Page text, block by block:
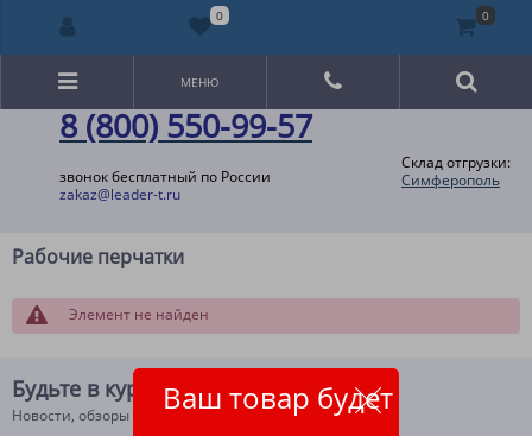
8 (800) 550-99-57
звонок бесплатный по России
zakaz@leader-t.ru
Склад отгрузки:
Симферополь
Ваш товар будет
МЕНЮ
Рабочие перчатки
Элемент не найден
Будьте в курсе!
Новости, обзоры и акции
0 0